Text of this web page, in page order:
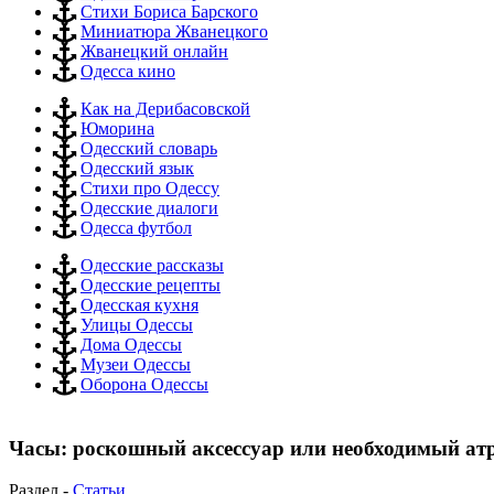
Стихи Бориса Барского
Миниатюра Жванецкого
Жванецкий онлайн
Одесса кино
Как на Дерибасовской
Юморина
Одесский словарь
Одесский язык
Стихи про Одессу
Одесские диалоги
Одесса футбол
Одесские рассказы
Одесские рецепты
Одесская кухня
Улицы Одессы
Дома Одессы
Музеи Одессы
Оборона Одессы
Часы: роскошный аксессуар или необходимый